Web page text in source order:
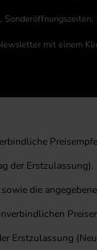
mit einem
der Erstzulassung).
die
Erstzulassung